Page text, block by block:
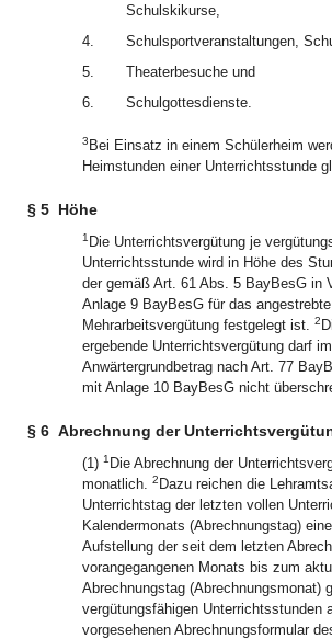
Schulskikurse,
4.
Schulsportveranstaltungen,
5.
Theaterbesuche und
6.
Schulgottesdienste.
3 Bei Einsatz in einem Schülerheim
Heimstunden einer Unterrichtsstunde
§ 5 Höhe
1 Die Unterrichtsvergütung je
Unterrichtsstunde wird in Höhe des
der gemäß Art. 61 Abs. 5 BayBesG in
Anlage 9 BayBesG für das
Mehrarbeitsvergütung festgelegt ist. 2
ergebende Unterrichtsvergütung darf
Anwärtergrundbetrag nach Art. 77
mit Anlage 10 BayBesG nicht
§ 6 Abrechnung der
(1) 1 Die Abrechnung der
monatlich. 2 Dazu reichen die
Unterrichtstag der letzten vollen
Kalendermonats (Abrechnungstag)
Aufstellung der seit dem letzten
vorangegangenen Monats bis zum
Abrechnungstag (Abrechnungsmonat)
vergütungsfähigen Unterrichtsstunden
vorgesehenen Abrechnungsformular